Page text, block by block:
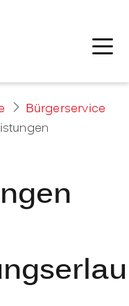
Bürgerservice